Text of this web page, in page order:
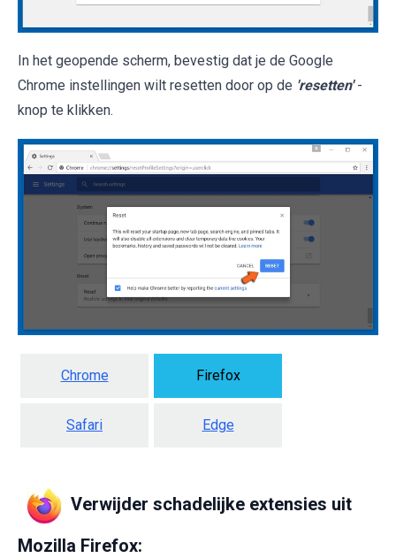
In het geopende scherm, bevestig dat je de Google
Chrome instellingen wilt resetten door op de 'resetten' -
knop te klikken.
Chrome Firefox
Safari Edge
Verwijder schadelijke extensies uit
Mozilla Firefox: